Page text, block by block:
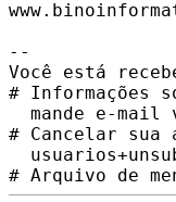
--
Você está
# Informações
mande e-mail
# Cancelar sua
# Arquivo de